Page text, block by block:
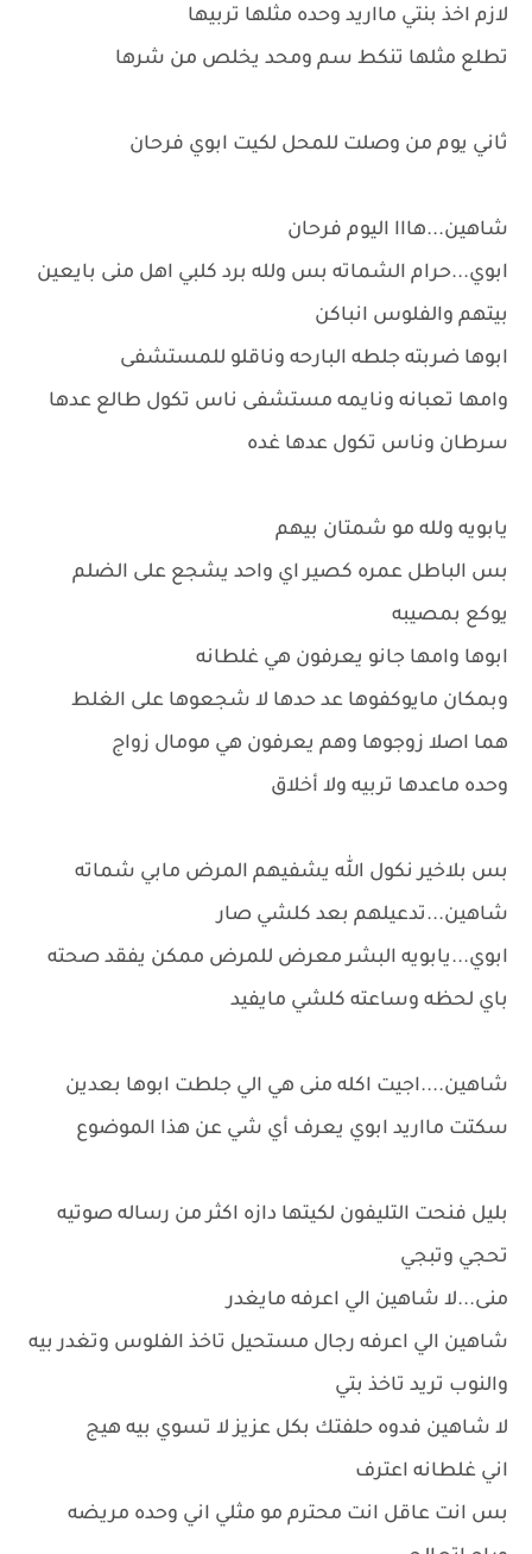
لازم اخذ بنتي مااريد وحده مثلها تربيها
تطلع مثلها تنكط سم ومحد يخلص من شرها
ثاني يوم من وصلت للمحل لكيت ابوي فرحان
شاهين...هااا اليوم فرحان
ابوي...حرام الشماته بس ولله برد كلبي اهل منى بايعين
بيتهم والفلوس انباكن
ابوها ضربته جلطه البارحه وناقلو للمستشفى
وامها تعبانه ونايمه مستشفى ناس تكول طالع عدها
سرطان وناس تكول عدها غده
يابويه ولله مو شمتان بيهم
بس الباطل عمره كصير اي واحد يشجع على الضلم
يوكع بمصيبه
ابوها وامها جانو يعرفون هي غلطانه
وبمكان مايوكفوها عد حدها لا شجعوها على الغلط
هما اصلا زوجوها وهم يعرفون هي مومال زواج
وحده ماعدها تربيه ولا أخلاق
بس بلاخير نكول الله يشفيهم المرض مابي شماته
شاهين...تدعيلهم بعد كلشي صار
ابوي...يابويه البشر معرض للمرض ممكن يفقد صحته
باي لحظه وساعته كلشي مايفيد
شاهين....اجيت اكله منى هي الي جلطت ابوها بعدين
سكتت مااريد ابوي يعرف أي شي عن هذا الموضوع
بليل فنحت التليفون لكيتها دازه اكثر من رساله صوتيه
تحجي وتبجي
منى...لا شاهين الي اعرفه مايغدر
شاهين الي اعرفه رجال مستحيل تاخذ الفلوس وتغدر بيه
والنوب تريد تاخذ بتي
لا شاهين فدوه حلفتك بكل عزيز لا تسوي بيه هيج
اني غلطانه اعترف
بس انت عاقل انت محترم مو مثلي اني وحده مريضه